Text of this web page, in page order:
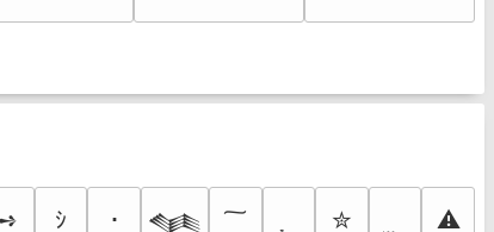
➺ ｼ ･ 𒈝 ✮ ⚠